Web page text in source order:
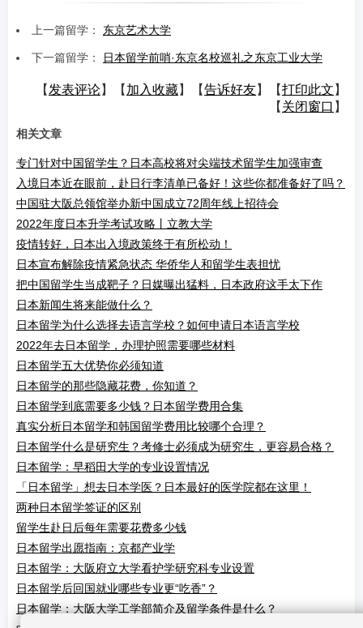
上一篇留学： 东京艺术大学
下一篇留学： 日本留学前哨·东京名校巡礼之东京工业大学
【 发表评论】【 加入收藏】【告诉好友】【打印此文 】
【 关闭窗口 】
相关文章
专门针对中国留学生？日本高校将对尖端技术留学生加强审查
入境日本近在眼前，赴日行李清单已备好！这些你都准备好了吗？
中国驻大阪总领馆举办新中国成立72周年线上招待会
2022年度日本升学考试攻略丨立教大学
疫情转好，日本出入境政策终于有所松动！
日本宣布解除疫情紧急状态 华侨华人和留学生表担忧
把中国留学生当成靶子？日媒曝出猛料，日本政府这手太下作
日本新闻生将来能做什么？
日本留学为什么选择去语言学校？如何申请日本语言学校
2022年去日本留学，办理护照需要哪些材料
日本留学五大优势你必须知道
日本留学的那些隐藏花费，你知道？
日本留学到底需要多少钱？日本留学费用合集
真实分析日本留学和韩国留学费用比较哪个合理？
日本留学什么是研究生？考修士必须成为研究生，更容易合格？
日本留学：早稻田大学的专业设置情况
「日本留学」想去日本学医？日本最好的医学院都在这里！
两种日本留学签证的区别
留学生赴日后每年需要花费多少钱
日本留学出愿指南：京都产业学
日本留学：大阪府立大学看护学研究科专业设置
日本留学后回国就业哪些专业更“吃香”？
日本留学：大阪大学工学部简介及留学条件是什么？